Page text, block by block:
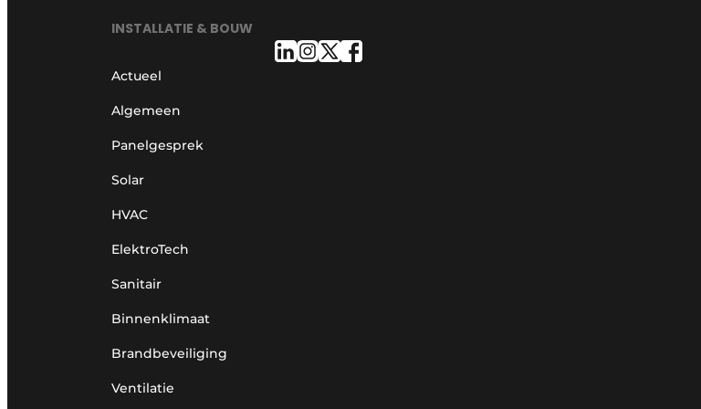
INSTALLATIE & BOUW
Actueel
Algemeen
Panelgesprek
Solar
HVAC
ElektroTech
Sanitair
Binnenklimaat
Brandbeveiliging
Ventilatie